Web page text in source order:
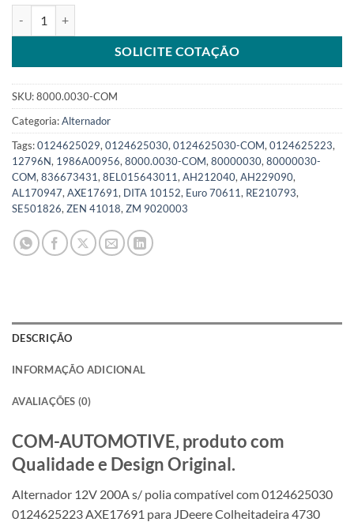
SOLICITE COTAÇÃO
SKU:8000.0030-COM
Categoria:Alternador
Tags:0124625029, 0124625030, 0124625030-COM, 0124625223,
12796N, 1986A00956, 8000.0030-COM, 80000030, 80000030-
COM, 836673431, 8EL015643011, AH212040, AH229090,
AL170947, AXE17691, DITA 10152, Euro 70611, RE210793,
SE501826, ZEN 41018, ZM 9020003
DESCRIÇÃO
INFORMAÇÃO ADICIONAL
AVALIAÇÕES (0)
COM-AUTOMOTIVE, produto com
Qualidade e Design Original.
Alternador 12V 200A s/ polia compatível com 0124625030
0124625223 AXE17691 para JDeere Colheitadeira 4730